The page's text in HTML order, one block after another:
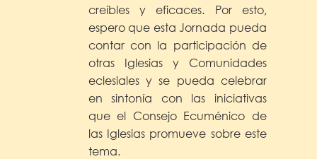
creíbles y eficaces. Por esto,
espero que esta Jornada pueda
contar con la participación de
otras Iglesias y Comunidades
eclesiales y se pueda celebrar
en sintonía con las iniciativas
que el Consejo Ecuménico de
las Iglesias promueve sobre este
tema.